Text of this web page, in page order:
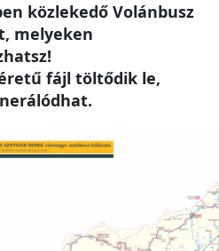
közlekedő Volánbusz
melyeken
fájl töltődik le,